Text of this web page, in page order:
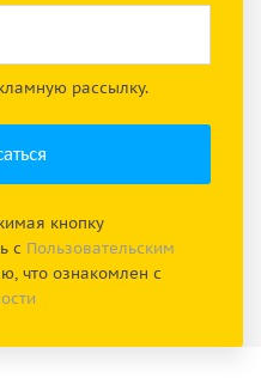
рассылку.
кнопку
с Пользовательским
что ознакомлен с